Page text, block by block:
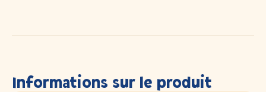
Informations sur le produit